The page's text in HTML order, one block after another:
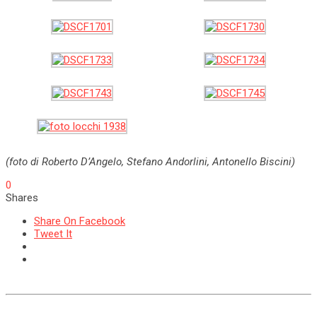
(foto di Roberto D’Angelo, Stefano Andorlini, Antonello Biscini)
0
Shares
Share On Facebook
Tweet It